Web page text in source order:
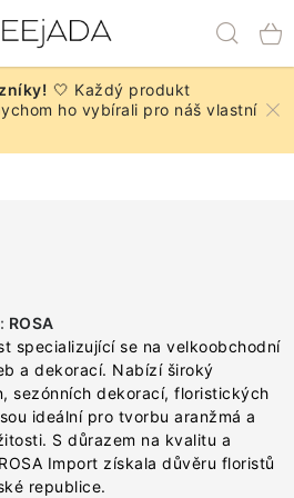
🤍 Každý produkt
ho vybírali pro náš vlastní
ROSA
specializující se na velkoobchodní
a dekorací. Nabízí široký
sezónních dekorací, floristických
ideální pro tvorbu aranžmá a
S důrazem na kvalitu a
Import získala důvěru floristů
republice.